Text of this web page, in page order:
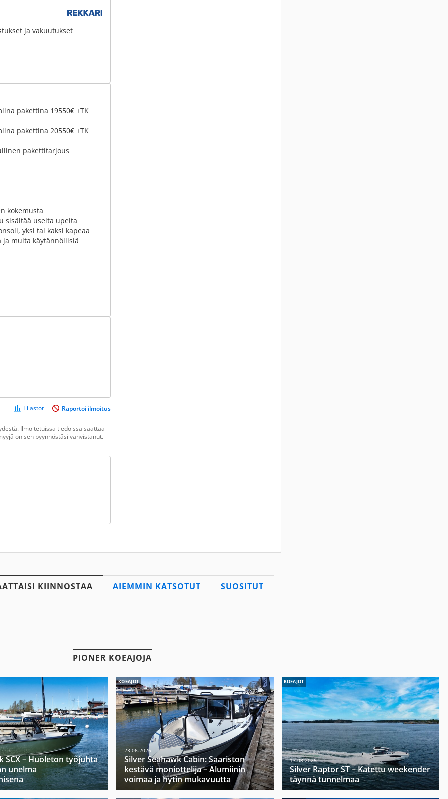
ja vakuutukset
pakettina 19550€ +TK
pakettina 20550€ +TK
pakettitarjous
kokemusta
sisältää useita upeita
yksi tai kaksi kapeaa
ja muita käytännöllisiä
Tilastot Raportoi ilmoitus
Ilmoitetuissa tiedoissa saattaa
on sen pyynnöstäsi vahvistanut.
KIINNOSTAA AIEMMIN KATSOTUT SUOSITUT
PIONER KOEAJOJA
SCX – Huoleton työjuhta
unelma
KOEAJOT
23.06.2026
Silver Seahawk Cabin: Saariston
kestävä moniottelija – Alumiinin
voimaa ja hytin mukavuutta
KOEAJOT
13.08.2025
Silver Raptor ST – Katettu weekender
täynnä tunnelmaa